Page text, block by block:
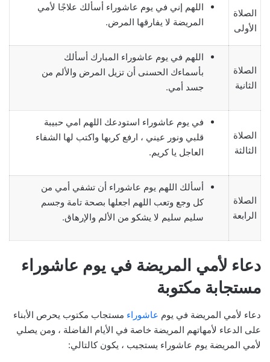
الصلاة
الأولى
اللهم إني في يوم عاشوراء أسألك علاجًا لأمي
المريضة لا يفارقها المرض.
الصلاة
الثانية
اللهم في يوم عاشوراء المبارك أسألك
بأسماءك الحسنى أن تزيل المرض والألم من
جسد أمي.
الصلاة
الثالثة
في يوم عاشوراء استودعك اللهم امي حبيبة
قلبي ونور عيني ، ارفع كربها واكتب لها الشفاء
العاجل يا كريم.
الصلاة
الرابعة
أسألك اللهم يوم عاشوراء أن تشفي أمي من
كل وجع وتعب اللهم اجعلها بصحة تامة وجسم
سليم سليم لا يشكو من الألم والإرهاق.
دعاء لأمي المريضة في يوم عاشوراء
مستجابة مكتوبة
دعاء لأمي المريضة في يوم عاشوراء مستجاب مكتوب يحرص الأبناء
على الدعاء لأمهاتهم المريضة خاصة في الأيام الفاضلة ، ومن يصلي
لأمي المريضة يوم عاشوراء يستجيب ، يكون كالتالي: